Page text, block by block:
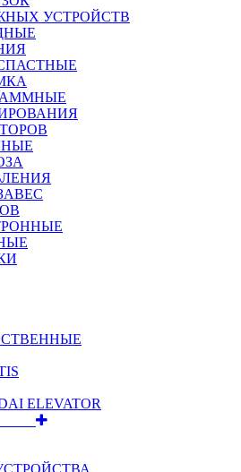
УСТРОЙСТВ
ELEVATOR